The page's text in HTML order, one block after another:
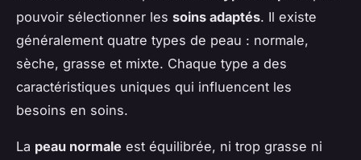
pouvoir sélectionner les soins adaptés. Il existe
généralement quatre types de peau : normale,
sèche, grasse et mixte. Chaque type a des
caractéristiques uniques qui influencent les
besoins en soins.
La peau normale est équilibrée, ni trop grasse ni